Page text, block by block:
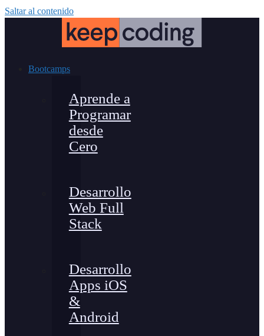
Saltar al contenido
Bootcamps
Aprende a
Programar
desde
Cero
Desarrollo
Web Full
Stack
Desarrollo
Apps iOS
&
Android